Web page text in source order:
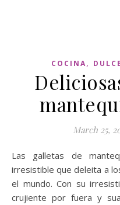
COCINA, DULCE
March 25,
Las galletas de mantequilla de maní son un clásico
irresistible que deleita a
el mundo. Con su
crujiente por fuera y